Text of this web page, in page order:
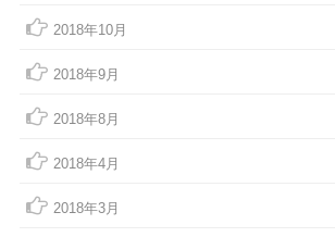
2018年10月
2018年9月
2018年8月
2018年4月
2018年3月